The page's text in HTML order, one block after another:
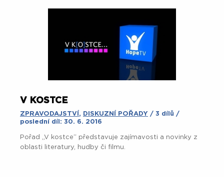
V KOSTCE
ZPRAVODAJSTVÍ , DISKUZNÍ POŘADY / 3 dílů /
poslední díl: 30. 6. 2016
Pořad „V kostce“ představuje zajímavosti a novinky z
oblasti literatury, hudby či filmu.